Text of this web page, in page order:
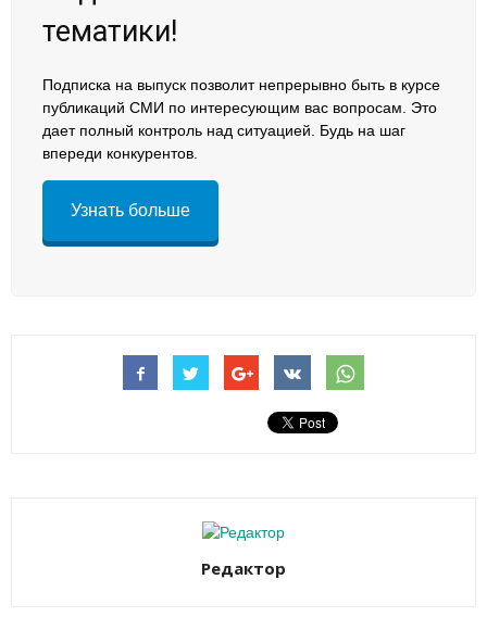
тематики!
Подписка на выпуск позволит непрерывно быть в курсе
публикаций СМИ по интересующим вас вопросам. Это
дает полный контроль над ситуацией. Будь на шаг
впереди конкурентов.
Узнать больше
Редактор